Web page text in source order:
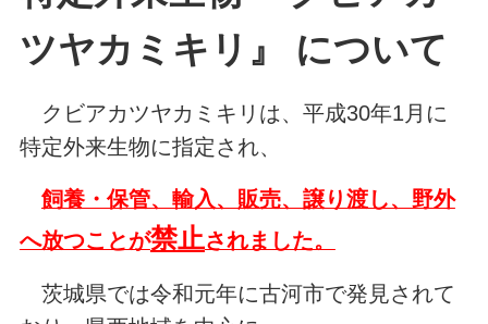
ツヤカミキリ』 について
クビアカツヤカミキリは、平成30年1月に
特定外来生物に指定され、
飼養・保管、輸入、販売、譲り渡し、野外
へ放つことが禁止されました。
茨城県では令和元年に古河市で発見されて